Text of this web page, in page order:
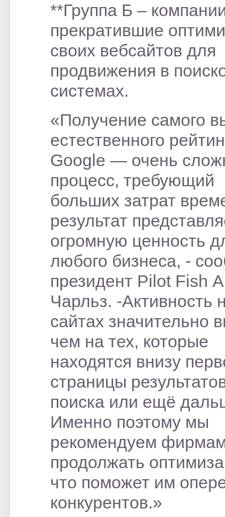
**Группа Б –
прекратившие
своих вебсайтов для
продвижения в
системах.
«Получение самого
естественного
Google — очень
процесс, требующий
больших затрат
результат
огромную ценность
любого бизнеса, -
президент Pilot Fish
Чарльз. -Активность
сайтах значительно
чем на тех, которые
находятся внизу
страницы
поиска или ещё
Именно поэтому мы
рекомендуем
продолжать
что поможет им
конкурентов.»